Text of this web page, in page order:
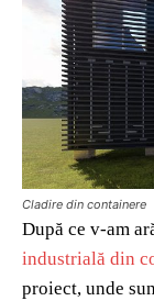
Cladire din containere
După ce v-am
industrială din
proiect, unde